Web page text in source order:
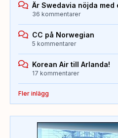
Är Swedavia nöjda
36 kommentarer
CC på Norwegian
5 kommentarer
Korean Air till Arlanda!
17 kommentarer
Fler inlägg